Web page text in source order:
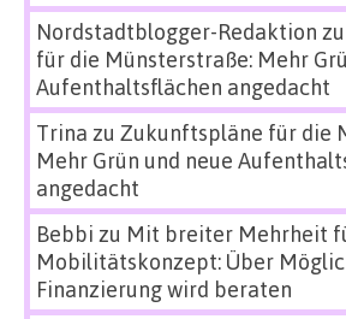
Nordstadtblogger-Redaktion zu
für die Münsterstraße: Mehr
Aufenthaltsflächen angedacht
Trina zu Zukunftspläne für die
Mehr Grün und neue
angedacht
Bebbi zu Mit breiter Mehrheit
Mobilitätskonzept: Über
Finanzierung wird beraten